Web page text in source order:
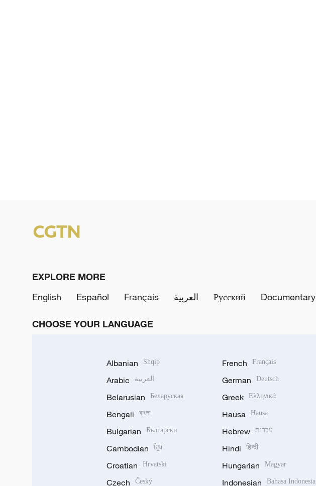
EXPLORE MORE
English
Español Français العربية Русский Documentary
CHOOSE YOUR LANGUAGE
Albanian Shqip
Arabic العربية
Belarusian Беларуская
Bengali বাংলা
Bulgarian Български
Cambodian ខ្មែរ
Croatian Hrvatski
Czech Český
French Français
German Deutsch
Greek Ελληνικά
Hausa Hausa
Hebrew עברית
Hindi हिन्दी
Hungarian Magyar
Indonesian Bahasa Indonesia